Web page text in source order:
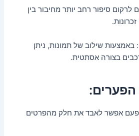
לרקום סיפור רחב יותר מחיבור בין
שילוב של תמונות, ניתן
בצורה אסתטית.
פעם אפשר לאבד את חלק מהפרטים